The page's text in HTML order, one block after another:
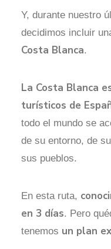
Y, durante nuestro
decidimos incluir
Costa Blanca.
La Costa Blanca
turísticos de
todo el mundo se
de su entorno, de
sus pueblos.
En esta ruta,
en 3 días. Pero
tenemos un plan